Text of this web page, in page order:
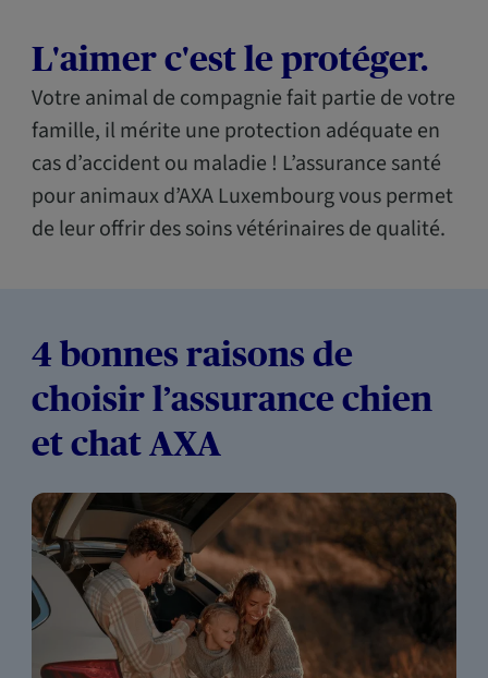
L'aimer c'est le protéger.
Votre animal de compagnie fait partie de votre
famille, il mérite une protection adéquate en
cas d’accident ou maladie ! L’assurance santé
pour animaux d’AXA Luxembourg vous permet
de leur offrir des soins vétérinaires de qualité.
4 bonnes raisons de
choisir l’assurance chien
et chat AXA